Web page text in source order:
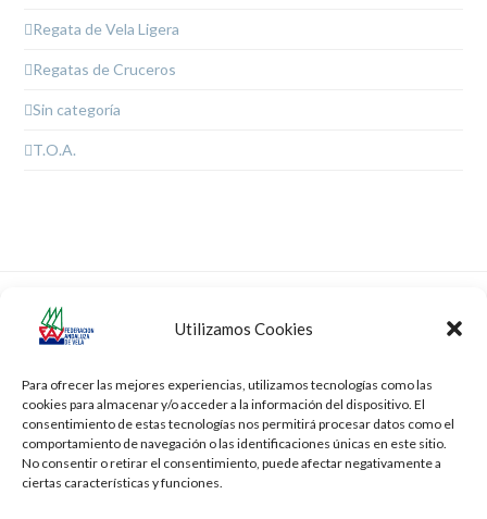
Utilizamos Cookies
Para ofrecer las mejores experiencias, utilizamos tecnologías como las
cookies para almacenar y/o acceder a la información del dispositivo. El
consentimiento de estas tecnologías nos permitirá procesar datos como el
comportamiento de navegación o las identificaciones únicas en este sitio.
No consentir o retirar el consentimiento, puede afectar negativamente a
ciertas características y funciones.
Regata de Vela Ligera
Regatas de Cruceros
Sin categoría
T.O.A.
previous
XVI Regata de Año
Nuevo, XI Memorial Kim
next
Trofeo Excellence Cup de